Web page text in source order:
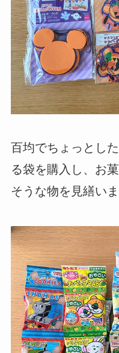
百均でちょっとし
る袋を購入し、お
そうな物を見繕いま